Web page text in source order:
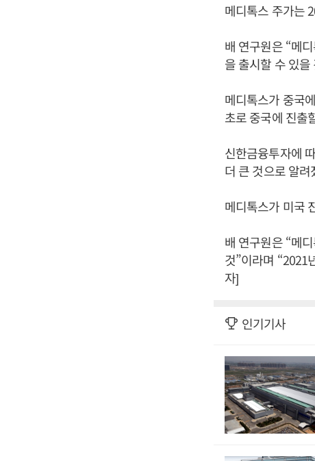
메디톡스 주가는
배 연구원은 “메
을 출시할 수 있
메디톡스가 중국
초로 중국에 진출
신한금융투자에
더 큰 것으로 알려
메디톡스가 미국
배 연구원은 “메
것”이라며 “2021
자]
인기기사